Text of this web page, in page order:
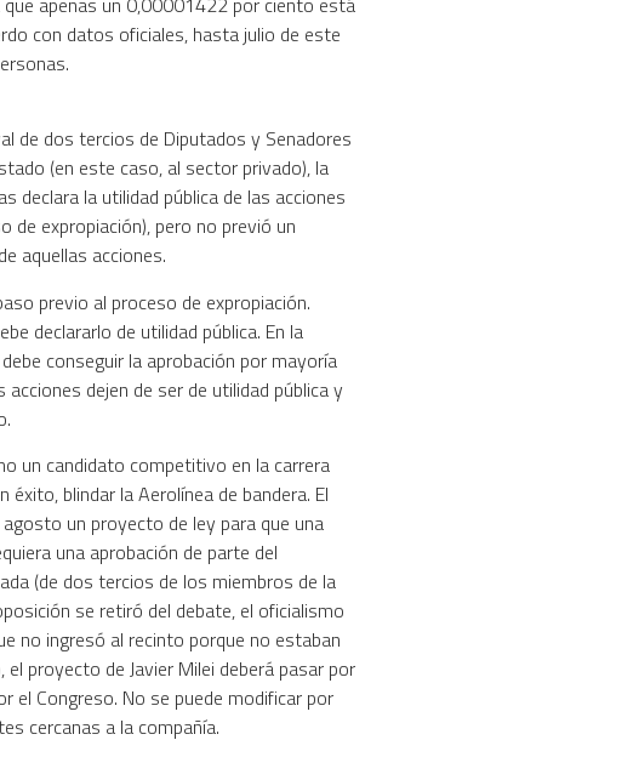
con datos oficiales, hasta julio de este
de dos tercios de Diputados y Senadores
(en este caso, al sector privado), la
declara la utilidad pública de las acciones
de expropiación), pero no previó un
aquellas acciones.
previo al proceso de expropiación.
declararlo de utilidad pública. En la
conseguir la aprobación por mayoría
dejen de ser de utilidad pública y
un candidato competitivo en la carrera
blindar la Aerolínea de bandera. El
un proyecto de ley para que una
una aprobación de parte del
(de dos tercios de los miembros de la
se retiró del debate, el oficialismo
no ingresó al recinto porque no estaban
proyecto de Javier Milei deberá pasar por
el Congreso. No se puede modificar por
cercanas a la compañía.